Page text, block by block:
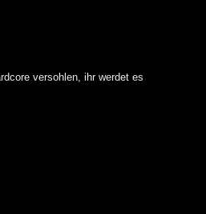
versohlen, ihr werdet es